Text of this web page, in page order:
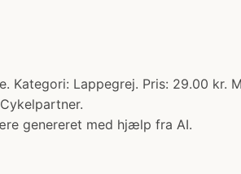
Kategori: Lappegrej. Pris: 29.00
genereret med hjælp fra AI.